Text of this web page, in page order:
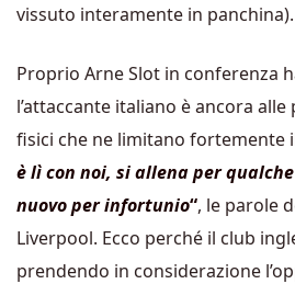
vissuto interamente in panchina).
Proprio Arne Slot in conferenza
l’attaccante italiano è ancora
fisici che ne limitano fortemente
è lì con noi, si allena per
nuovo per infortunio“, le parole
Liverpool. Ecco perché il club
prendendo in considerazione